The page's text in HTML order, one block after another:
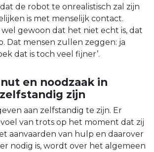
de robot te onrealistisch zal zijn
is met menselijk contact.
wel gewoon dat het niet echt is, dat
Dat mensen zullen zeggen: ja
dat is toch veel fijner’.
en noodzaak in
zijn
aan zelfstandig te zijn. Er
van trots op het moment dat zij
aanvaarden van hulp en daarover
nodig is, wordt over het algemeen